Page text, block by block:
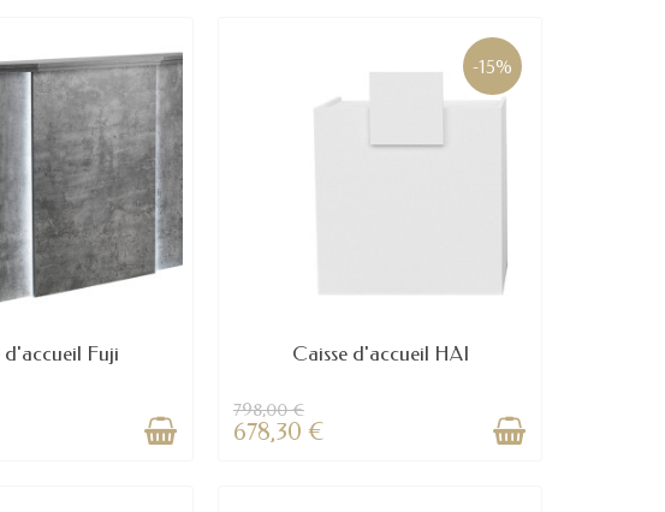
d'accueil Fuji
-15%
Caisse d'accueil HAI
798,00 €
678,30 €